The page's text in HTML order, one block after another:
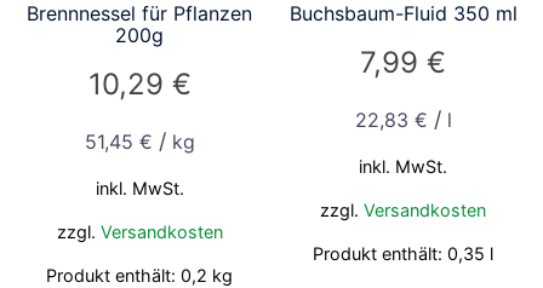
Brennnessel für Pflanzen
200g
10,29 €
51,45 € / kg
inkl. MwSt.
zzgl. Versandkosten
Produkt enthält: 0,2 kg
Buchsbaum-Fluid 350 ml
7,99€
22,83 € / l
inkl. MwSt.
zzgl.Versandkosten
Produkt enthält: 0,35 l